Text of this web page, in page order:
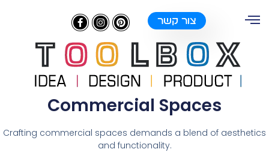
צור קשר
Commercial Spaces​
Crafting commercial spaces demands a blend of aesthetics
and functionality.